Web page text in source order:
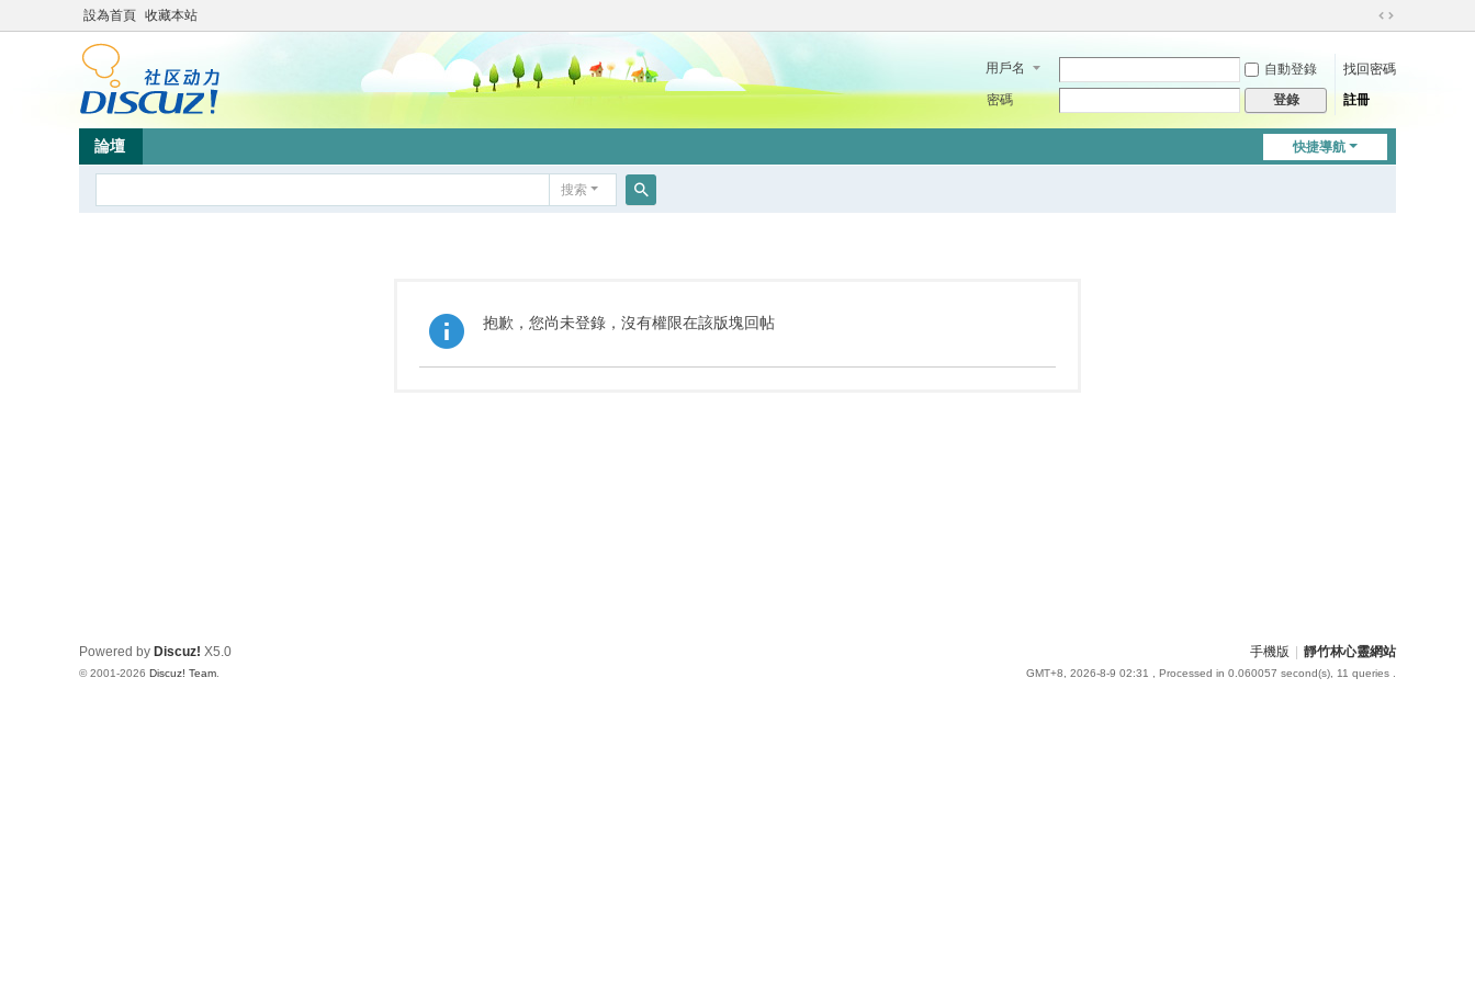
設為首頁 收藏本站
切
到
用戶名 自動登錄
找回密碼
密碼
登錄 註冊
快捷導航
論壇
搜索
抱歉，您尚未登錄，沒有權限在該版塊回帖
手機版 靜竹林心靈網站
GMT+8, 2026-8-9 02:31 , Processed in 0.060057 second(s), 11 queries .
Powered by Discuz! X5.0
© 2001-2026 Discuz! Team